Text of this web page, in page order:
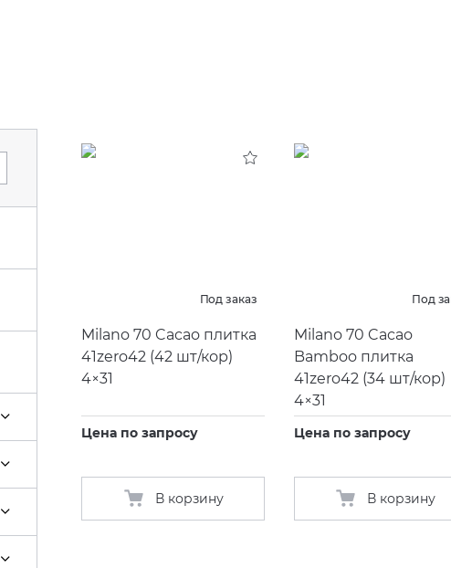
Под заказ
Milano 70 Cacao плитка
41zero42 (42 шт/кор)
4×31
Цена по запросу
В корзину
Под
Milano 70 Cacao
Bamboo плитка
41zero42 (34 шт/кор)
4×31
Цена по запросу
В корзину